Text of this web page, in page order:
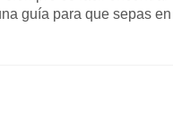
guía para que sepas